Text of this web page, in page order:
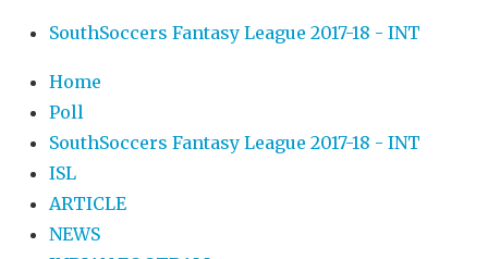
SouthSoccers Fantasy League 2017-18 - INT
Home
Poll
SouthSoccers Fantasy League 2017-18 - INT
ISL
ARTICLE
NEWS